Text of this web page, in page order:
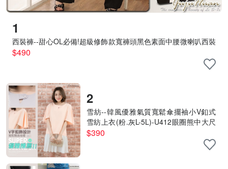
1
西裝褲--甜心OL必備!超級修飾款寬褲頭黑色素面中腰微喇叭西裝
褲(S-7L)-P06眼圈熊中大尺碼
$490
2
雪紡--韓風優雅氣質寬鬆傘擺袖小V釦式
雪紡上衣(粉.灰L-5L)-U412眼圈熊中大尺
碼
$390